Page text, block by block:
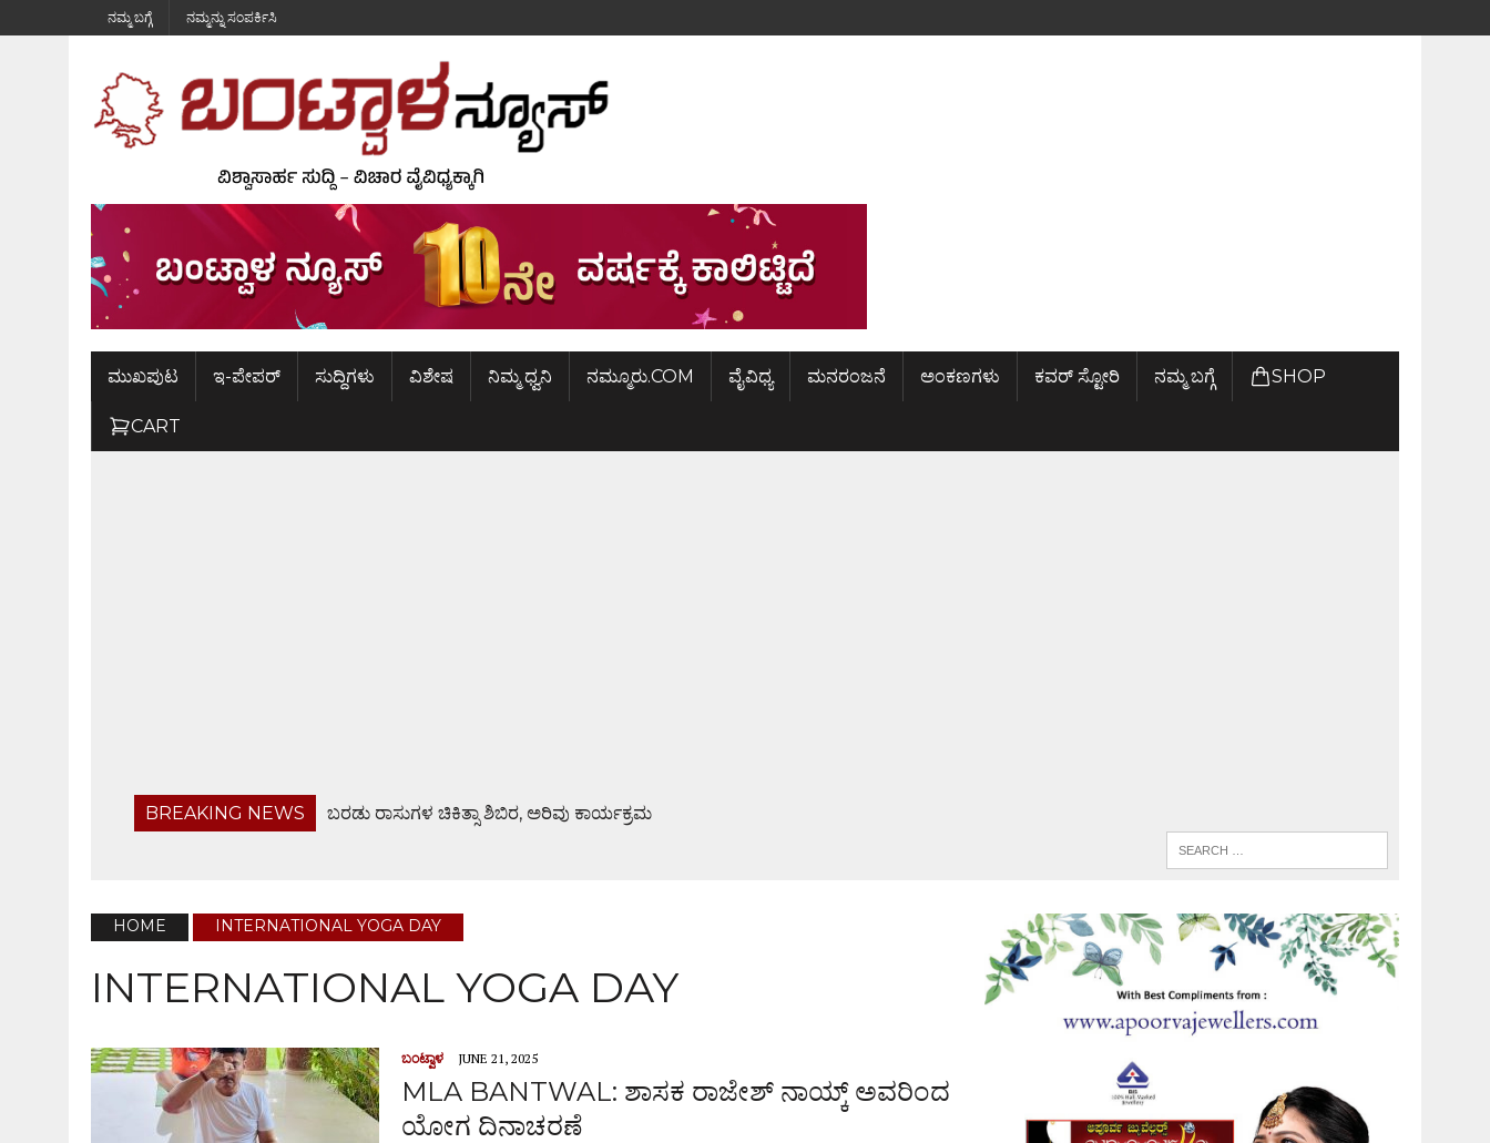
ನಮ್ಮ ಬಗ್ಗೆ ನಮ್ಮನ್ನು ಸಂಪರ್ಕಿಸಿ
ಮುಖಪುಟ ಇ-ಪೇಪರ್ ಸುದ್ದಿಗಳು ವಿಶೇಷ ನಿಮ್ಮ ಧ್ವನಿ ನಮ್ಮೂರು.COM ವೈವಿಧ್ಯ ಮನರಂಜನೆ ಅಂಕಣಗಳು ಕವರ್ ಸ್ಟೋರಿ ನಮ್ಮ ಬಗ್ಗೆ SHOP
CART
BREAKING NEWS
ಬರಡು ರಾಸುಗಳ ಚಿಕಿತ್ಸಾ ಶಿಬಿರ, ಅರಿವು ಕಾರ್ಯಕ್ರಮ
ಆ.28ರಂದು ಸರಪಾಡಿಯಲ್ಲಿ ಸಾಮೂಹಿಕ ಶ್ರೀ ವರಮಹಾಲಕ್ಷ್ಮಿ ಪೂಜೆ : ಆಮಂತ್ರಣ ಪತ್ರಿಕೆ ಬಿಡುಗಡೆ
HOME INTERNATIONAL YOGA DAY
INTERNATIONAL YOGA DAY
ಬಂಟ್ವಾಳ JUNE 21, 2025
MLA BANTWAL: ಶಾಸಕ ರಾಜೇಶ್ ನಾಯ್ಕ್ ಅವರಿಂದ
ಯೋಗ ದಿನಾಚರಣೆ